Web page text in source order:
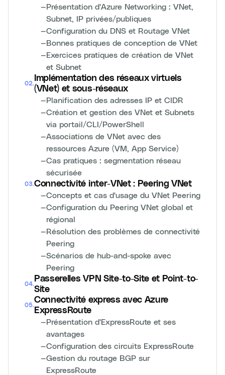
—Présentation d'Azure Networking : VNet,
Subnet, IP privées/publiques
—Configuration du DNS et Routage VNet
—Bonnes pratiques de conception de VNet
—Exercices pratiques de création de VNet
et Subnet
02.
Implémentation des réseaux virtuels
(VNet) et sous-réseaux
—Planification des adresses IP et CIDR
—Création et gestion des VNet et Subnets
via portail/CLI/PowerShell
—Associations de VNet avec des
ressources Azure (VM, App Service)
—Cas pratiques : segmentation réseau
sécurisée
03.Connectivité inter-VNet : Peering VNet
—Concepts et cas d'usage du VNet Peering
—Configuration du Peering VNet global et
régional
—Résolution des problèmes de connectivité
Peering
—Scénarios de hub-and-spoke avec
Peering
04.
Passerelles VPN Site-to-Site et Point-to-
Site
05.
Connectivité express avec Azure
ExpressRoute
—Présentation d'ExpressRoute et ses
avantages
—Configuration des circuits ExpressRoute
—Gestion du routage BGP sur
ExpressRoute